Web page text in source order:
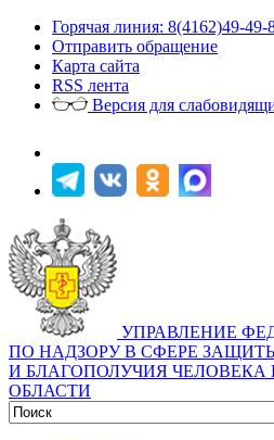
Горячая линия: 8(4162)49-49-
Отправить обращение
Карта сайта
RSS лента
Версия для
УПРАВЛЕНИЕ
ПО НАДЗОРУ В СФЕРЕ
И БЛАГОПОЛУЧИЯ
ОБЛАСТИ